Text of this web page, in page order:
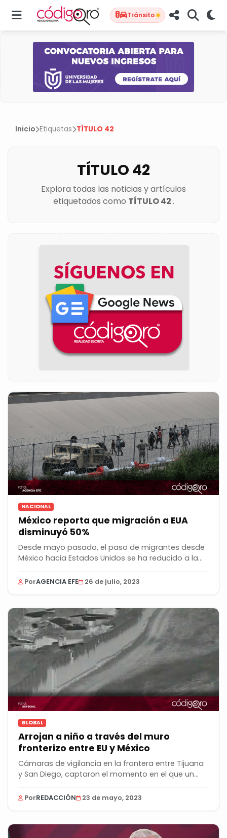
Tránsito
Inicio Etiquetas TÍTULO 42
TÍTULO 42
Explora todas las noticias y artículos
etiquetados como TÍTULO 42.
NACIONAL
México reporta que migración a EUA
disminuyó 50%
Desde mayo pasado, el paso de migrantes desde
México hacia Estados Unidos se ha reducido a la
PorAGENCIA EFE 26 de julio, 2023
GLOBAL
Arrojan a niño a través del muro
fronterizo entre EU y México
Cámaras de vigilancia en la frontera entre Tijuana
y San Diego, captaron el momento en el que un...
PorREDACCIÓN 23 de mayo, 2023